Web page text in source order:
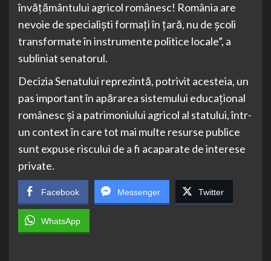
învățământului agricol românesc! România are
nevoie de specialiști formați în țară, nu de școli
transformate în instrumente politice locale”, a
subliniat senatorul.
Decizia Senatului reprezintă, potrivit acesteia, un
pas important în apărarea sistemului educațional
românesc și a patrimoniului agricol al statului, într-
un context în care tot mai multe resurse publice
sunt expuse riscului de a fi acaparate de interese
private.
Facebook Messenger Twitter
WhatsApp